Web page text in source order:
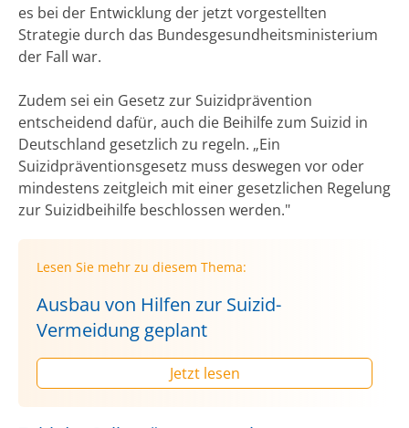
es bei der Entwicklung der jetzt vorgestellten
Strategie durch das Bundesgesundheitsministerium
der Fall war.
Zudem sei ein Gesetz zur Suizidprävention
entscheidend dafür, auch die Beihilfe zum Suizid in
Deutschland gesetzlich zu regeln. „Ein
Suizidpräventionsgesetz muss deswegen vor oder
mindestens zeitgleich mit einer gesetzlichen Regelung
zur Suizidbeihilfe beschlossen werden."
Lesen Sie mehr zu diesem Thema:
Ausbau von Hilfen zur Suizid-
Vermeidung geplant
Jetzt lesen